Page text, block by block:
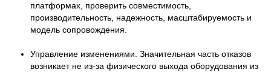
платформах, проверить совместимость,
производительность, надежность, масштабируемость и
модель сопровождения.
Управление изменениями. Значительная часть отказов
возникает не из-за физического выхода оборудования из